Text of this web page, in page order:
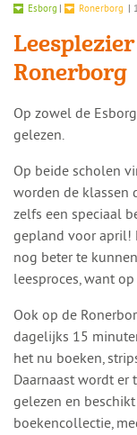
Esborg | Ronerborg |
Ronerborg
​​Op zowel de
gelezen.
Op beide scholen
worden de klassen
zelfs een speciaal
gepland voor april!
nog beter te
leesproces, want
Ook op de
dagelijks 15
het nu boeken,
Daarnaast wordt er
gelezen en
boekencollectie,